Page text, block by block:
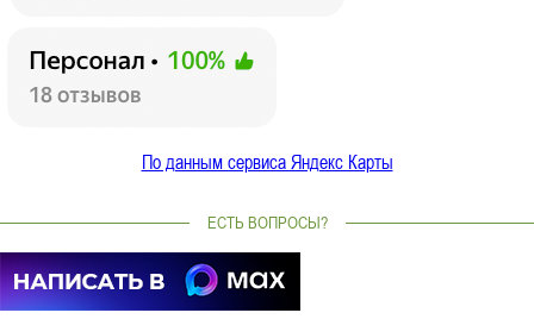
По данным сервиса Яндекс Карты
ЕСТЬ ВОПРОСЫ?